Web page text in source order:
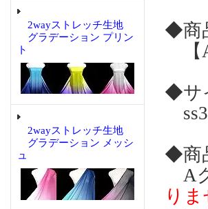
2wayストレッチ生地
グラデーション プリン
ト
2wayストレッチ生地
グラデーション メッシ
ュ
◆商
【
◆サ
ss3
◆商
A
りま